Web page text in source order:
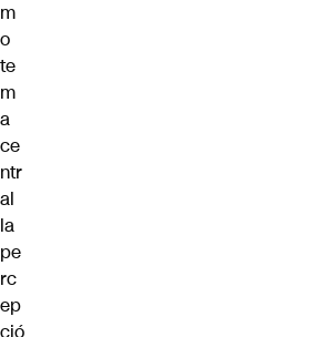
m
o
te
m
a
ce
ntr
al
la
pe
rc
ep
ció